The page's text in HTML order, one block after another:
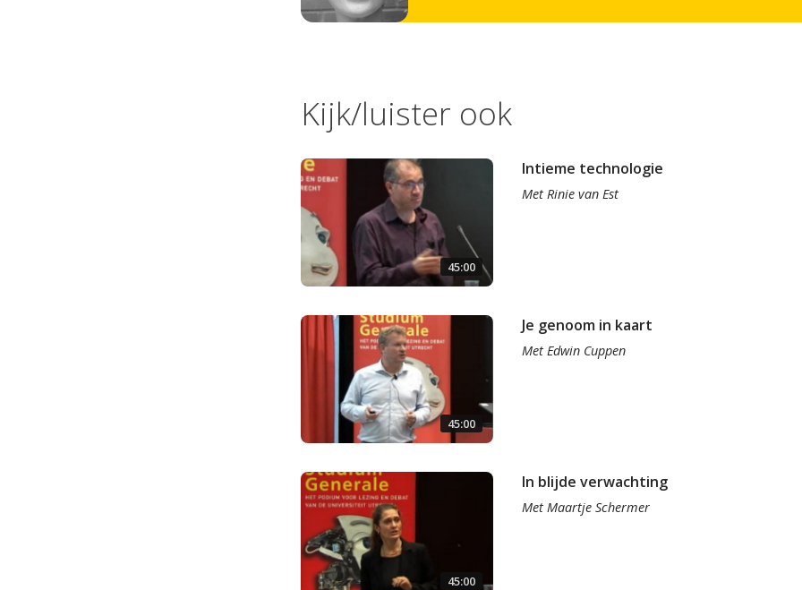
Kijk/luister ook
45:00
Intieme technologie
Met Rinie van Est
45:00
Je genoom in kaart
Met Edwin Cuppen
45:00
In blijde verwachting
Met Maartje Schermer